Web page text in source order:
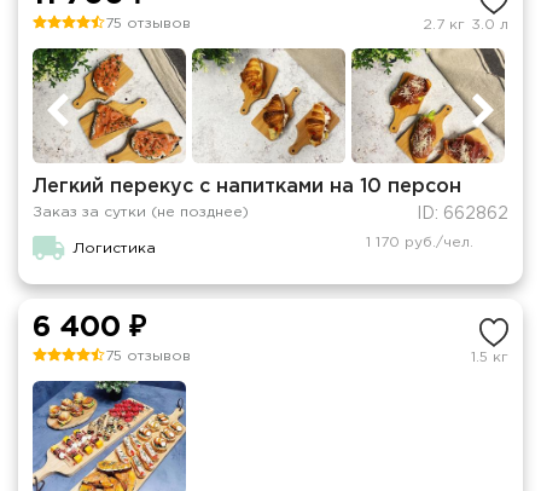
75 отзывов 2.7 кг 3.0 л
Легкий перекус с напитками на 10 персон
Заказ за сутки (не позднее) ID: 662862
Логистика 1 170 руб./чел.
6 400 ₽
75 отзывов 1.5 кг